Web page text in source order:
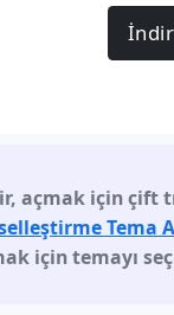
İndir
,açmak için çift
Tema
için temayı